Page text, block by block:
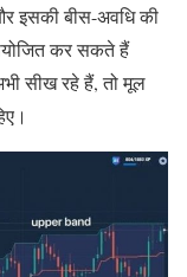
इसकी बीस-अवधि की
कर सकते हैं
सीख रहे हैं, तो मूल